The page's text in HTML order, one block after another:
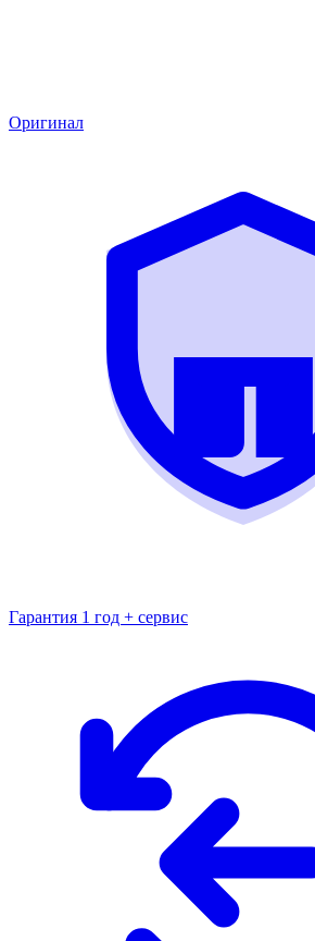
Оригинал
Гарантия 1 год + сервис